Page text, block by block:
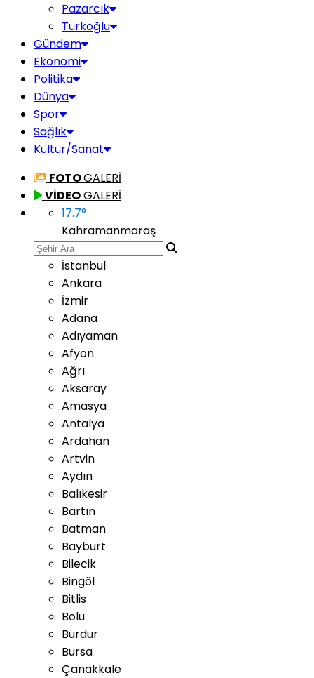
Pazarcık
Türkoğlu
Gündem
Ekonomi
Politika
Dünya
Spor
Sağlık
Kültür/Sanat
FOTOGALERİ
VİDEOGALERİ
17.7°
Kahramanmaraş
İstanbul
Ankara
İzmir
Adana
Adıyaman
Afyon
Ağrı
Aksaray
Amasya
Antalya
Ardahan
Artvin
Aydın
Balıkesir
Bartın
Batman
Bayburt
Bilecik
Bingöl
Bitlis
Bolu
Burdur
Bursa
Çanakkale